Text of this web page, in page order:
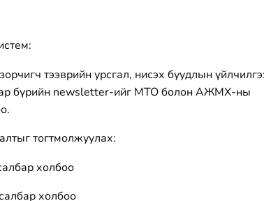
тээврийн урсгал, нисэх буудлын
бүрийн newsletter-ийг МТО болон АЖМХ-ны
тогтмолжуулах:
холбоо
холбоо